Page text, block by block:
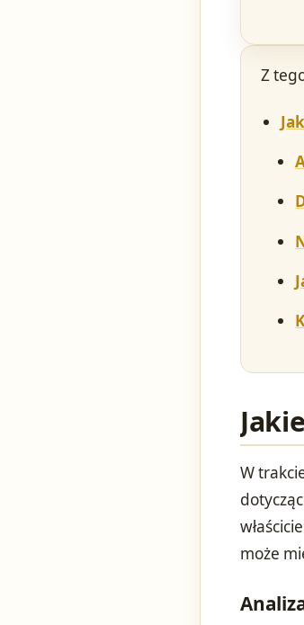
Z
W
może